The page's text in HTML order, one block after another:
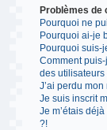
Problèmes de
Pourquoi ne
Pourquoi ai-je
Pourquoi suis-
Comment
des
J’ai perdu
Je suis inscrit
Je m’étais
?!